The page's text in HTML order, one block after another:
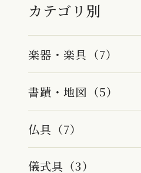
カテゴリ別
楽器・楽具（7）
書蹟・地図（5）
仏具（7）
儀式具（3）